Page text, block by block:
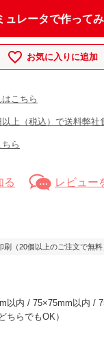
ュレータで作って
お気に入りに追加
こちら
上（税込）で送料弊社
ら
る レビュー
刷（20個以上のご注文で無料
以内 / 75×75mm以内 /
ちらでもOK）